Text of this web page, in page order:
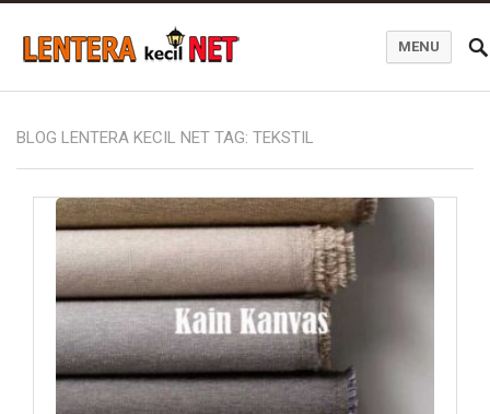
MENU
BLOG LENTERA KECIL NET TAG: TEKSTIL